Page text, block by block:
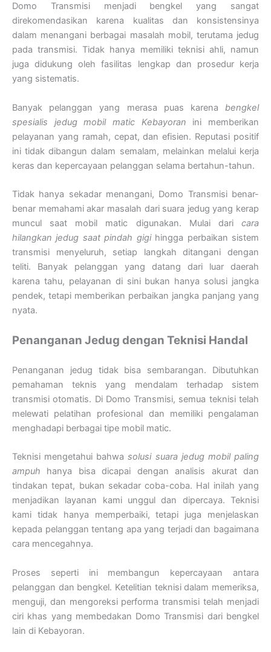
Domo Transmisi menjadi bengkel yang sangat
direkomendasikan karena kualitas dan konsistensinya
dalam menangani berbagai masalah mobil, terutama jedug
pada transmisi. Tidak hanya memiliki teknisi ahli, namun
juga didukung oleh fasilitas lengkap dan prosedur kerja
yang sistematis.
Banyak pelanggan yang merasa puas karena bengkel
spesialis jedug mobil matic Kebayoran ini memberikan
pelayanan yang ramah, cepat, dan efisien. Reputasi positif
ini tidak dibangun dalam semalam, melainkan melalui kerja
keras dan kepercayaan pelanggan selama bertahun-tahun.
Tidak hanya sekadar menangani, Domo Transmisi benar-
benar memahami akar masalah dari suara jedug yang kerap
muncul saat mobil matic digunakan. Mulai dari cara
hilangkan jedug saat pindah gigihingga perbaikan sistem
transmisi menyeluruh, setiap langkah ditangani dengan
teliti. Banyak pelanggan yang datang dari luar daerah
karena tahu, pelayanan di sini bukan hanya solusi jangka
pendek, tetapi memberikan perbaikan jangka panjang yang
nyata.
Penanganan Jedug dengan Teknisi Handal
Penanganan jedug tidak bisa sembarangan. Dibutuhkan
pemahaman teknis yang mendalam terhadap sistem
transmisi otomatis. Di Domo Transmisi, semua teknisi telah
melewati pelatihan profesional dan memiliki pengalaman
menghadapi berbagai tipe mobil matic.
Teknisi mengetahui bahwasolusi suara jedug mobil paling
ampuh hanya bisa dicapai dengan analisis akurat dan
tindakan tepat, bukan sekadar coba-coba. Hal inilah yang
menjadikan layanan kami unggul dan dipercaya. Teknisi
kami tidak hanya memperbaiki, tetapi juga menjelaskan
kepada pelanggan tentang apa yang terjadi dan bagaimana
cara mencegahnya.
Proses seperti ini membangun kepercayaan antara
pelanggan dan bengkel. Ketelitian teknisi dalam memeriksa,
menguji, dan mengoreksi performa transmisi telah menjadi
ciri khas yang membedakan Domo Transmisi dari bengkel
lain di Kebayoran.